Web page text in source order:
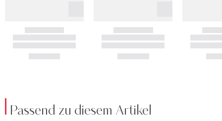
Passend zu diesem Artikel